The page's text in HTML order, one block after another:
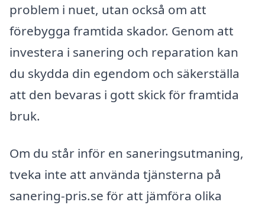
problem i nuet, utan också om att
förebygga framtida skador. Genom att
investera i sanering och reparation kan
du skydda din egendom och säkerställa
att den bevaras i gott skick för framtida
bruk.
Om du står inför en saneringsutmaning,
tveka inte att använda tjänsterna på
sanering-pris.se för att jämföra olika